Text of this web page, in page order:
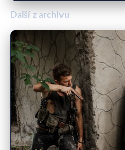
Další z archivu